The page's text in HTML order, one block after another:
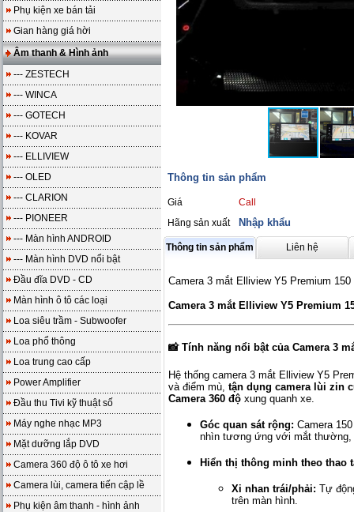
Phụ kiện xe bán tải
Gian hàng giá hời
Âm thanh & Hình ảnh
--- ZESTECH
--- WINCA
--- GOTECH
--- KOVAR
--- ELLIVIEW
--- OLED
--- CLARION
--- PIONEER
--- Màn hình ANDROID
--- Màn hình DVD nổi bật
Đầu đĩa DVD - CD
Màn hình ô tô các loại
Loa siêu trầm - Subwoofer
Loa phổ thông
Loa trung cao cấp
Power Amplifier
Đầu thu Tivi kỹ thuật số
Máy nghe nhạc MP3
Mặt dưỡng lắp DVD
Camera 360 độ ô tô xe hơi
Camera lùi, camera tiến cập lề
Phụ kiện âm thanh - hình ảnh
Thông tin sản phẩm
Giá
Call
Hãng sản xuất
Nhập khẩu
Thông tin sản phẩm Liên hệ
Camera 3 mắt Elliview Y5 Premium
Camera 3 mắt Elliview Y5 Premium
📸 Tính năng nổi bật của Camera 3
Hệ thống camera 3 mắt Elliview Y5
và điểm mù, tận dụng camera lùi zin
Camera 360 độ xung quanh xe.
Góc quan sát rộng: Camera
nhìn tương ứng với mắt thường,
Hiển thị thông minh theo thao
Xi nhan trái/phải: Tự
trên màn hình.